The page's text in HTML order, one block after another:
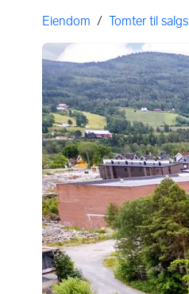
Her er du
Eiendom / Tomter til salgs
Bildegalleri